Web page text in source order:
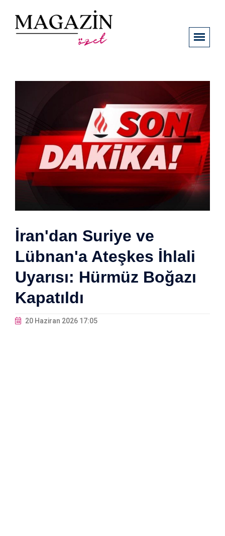
İran'dan Suriye ve
Lübnan'a Ateşkes İhlali
Uyarısı: Hürmüz Boğazı
Kapatıldı
20 Haziran 2026 17:05